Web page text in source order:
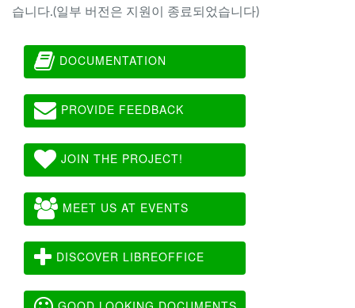
습니다.(일부 버전은 지원이 종료되었습니다)
DOCUMENTATION
PROVIDE FEEDBACK
JOIN THE PROJECT!
MEET US AT EVENTS
DISCOVER LIBREOFFICE